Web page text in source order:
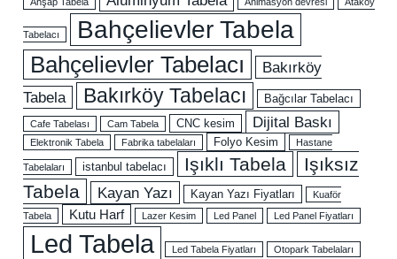
Tabelacı Bahçelievler Tabela
Bahçelievler Tabelacı
Bakırköy
Tabela
Bakırköy Tabelacı Bağcılar Tabelacı
Cafe Tabelası Cam Tabela CNC kesim Dijital Baskı
Elektronik Tabela Fabrika tabelaları Folyo Kesim Hastane
Tabelaları istanbul tabelacı Işıklı Tabela
Işıksız
Tabela
Kayan Yazı Kayan Yazı Fiyatları
Kuaför
Tabela
Kutu Harf Lazer Kesim Led Panel Led Panel Fiyatları
Led Tabela Led Tabela Fiyatları Otopark Tabelaları